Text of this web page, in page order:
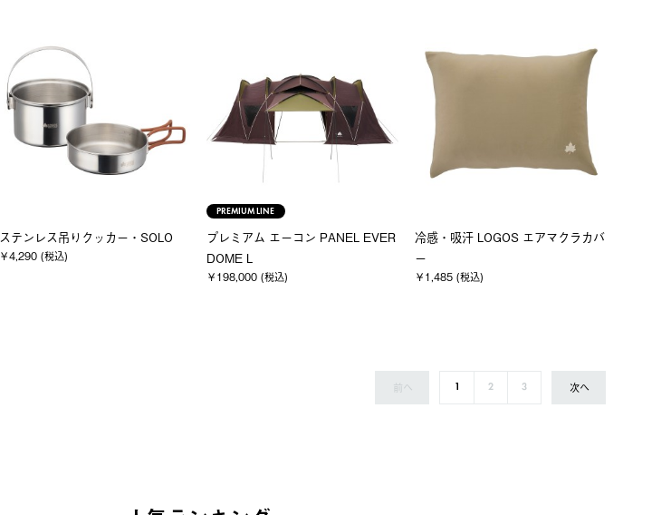
ステンレス吊りクッカー・SOLO
￥4,290 (税込)
PREMIUM LINE
プレミアム エーコン PANEL EVER
DOME L
￥198,000 (税込)
冷感・吸汗 LOGOS エアマクラカバ
ー
￥1,485 (税込)
前へ 1 2 3 次へ